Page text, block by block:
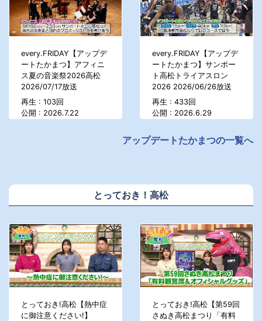
every.FRIDAY【アップデ
ートたかまつ】アフィニ
ス夏の音楽祭2026高松
2026/07/17放送
再生 : 103回
公開 : 2026.7.22
every.FRIDAY【アップデ
ートたかまつ】サンポー
ト高松トライアスロン
2026 2026/06/26放送
再生 : 433回
公開 : 2026.6.29
アップデートたかまつの一覧へ
とっておき！高松
とっておき!高松【熱中症
に御注意ください!】
とっておき!高松【第59回
さぬき高松まつり「有料